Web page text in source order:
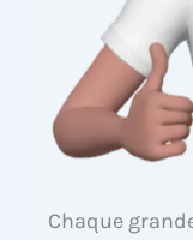
Chaque